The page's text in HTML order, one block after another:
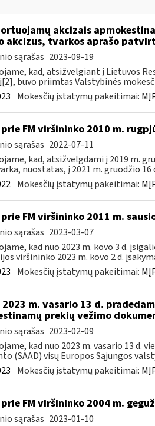
akcizais
akcizus, tvarkos aprašo
sąrašas 2023-09-19
kad, atsižvelgiant į Lietuvos
buvo priimtas Valstybinės
Mokesčių įstatymų pakeitimai:
prie FM viršininko 2010 m.
sąrašas 2022-07-11
kad, atsižvelgdami į 2019 m.
nuostatas, į 2021 m. gruodžio 16
Mokesčių įstatymų pakeitimai:
prie FM viršininko 2011 m.
sąrašas 2023-03-07
kad nuo 2023 m. kovo 3 d.
viršininko 2023 m. kovo 2 d.
Mokesčių įstatymų pakeitimai:
2023 m. vasario 13 d.
prekių vežimo
sąrašas 2023-02-09
kad nuo 2023 m. vasario 13 d.
(SAAD) visų Europos Sąjungos
Mokesčių įstatymų pakeitimai:
prie FM viršininko 2004 m.
sąrašas 2023-01-10